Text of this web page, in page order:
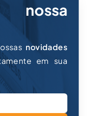
novidades
em sua